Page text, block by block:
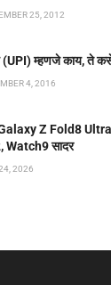
25, 2012
म्हणजे काय, ते कसे
4, 2016
Z Fold8
Watch9 सादर
2026